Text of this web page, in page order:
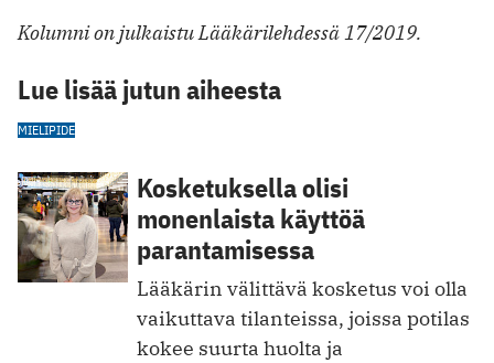
Kolumni on julkaistu Lääkärilehdessä 17/2019.
Lue lisää jutun aiheesta
MIELIPIDE
Kosketuksella olisi
monenlaista käyttöä
parantamisessa
Lääkärin välittävä kosketus voi olla
vaikuttava tilanteissa, joissa potilas
kokee suurta huolta ja